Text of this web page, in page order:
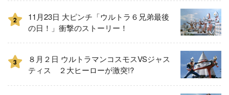
2
11月23日 大ピンチ「ウルトラ６兄弟最後
の日！」衝撃のストーリー！
3
８月２日 ウルトラマンコスモスVSジャス
ティス ２大ヒーローが激突!?